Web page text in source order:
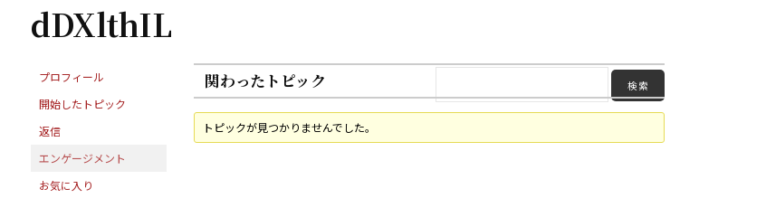
dDXlthIL
プロフィール
開始したトピック
返信
エンゲージメント
お気に入り
関わったトピック
トピックが見つかりませんでした。